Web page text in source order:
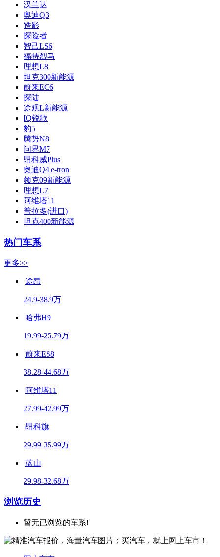
汉兰达
奥迪Q3
皓影
探险者
智己LS6
福特烈马
理想L8
坦克300新能源
蔚来EC6
探陆
途观L新能源
IQ锐歌
豹5
腾势N8
问界M7
昂科威Plus
奥迪Q4 e-tron
领克09新能源
理想L7
阿维塔11
普拉多(进口)
坦克400新能源
热门车系
更多>>
途昂
24.9-38.9万
哈弗H9
19.99-25.79万
蔚来ES8
38.28-44.68万
阿维塔11
27.99-42.99万
昂科旗
29.99-35.99万
蓝山
29.98-32.68万
浏览历史
暂无已浏览的车系!